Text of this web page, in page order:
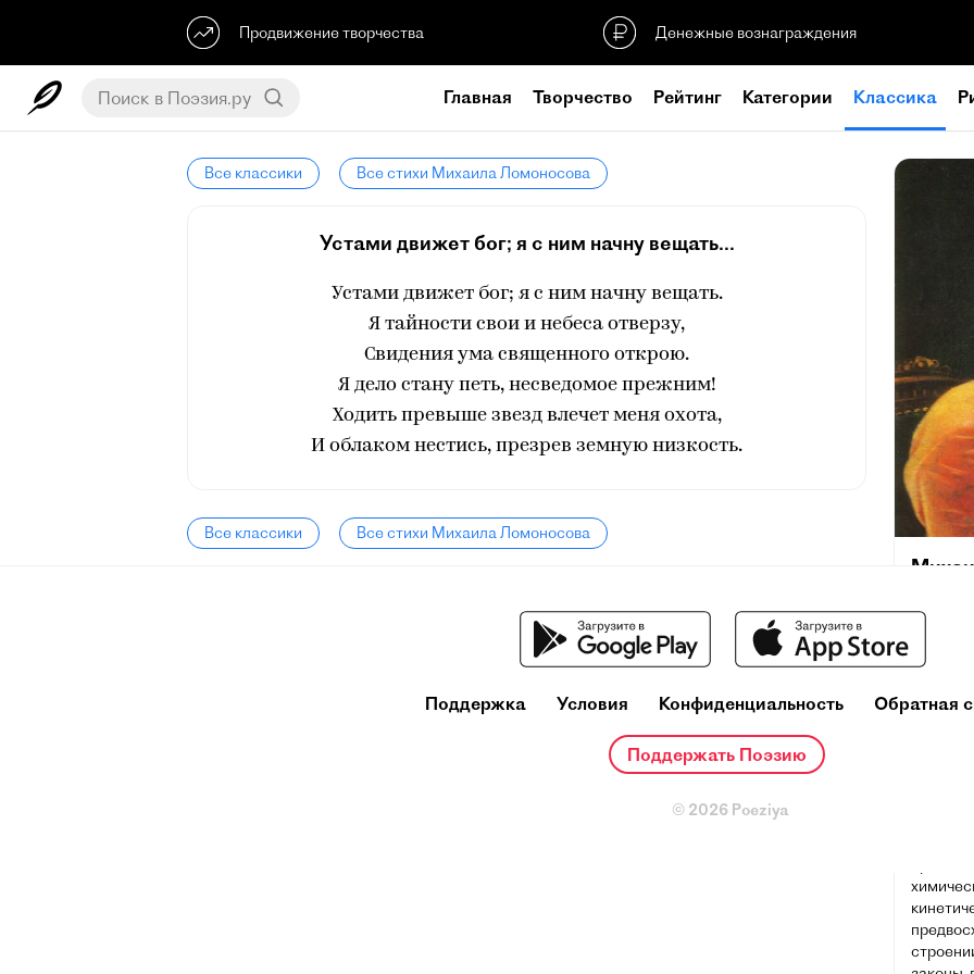
Продвижение творчества Денежные вознаграждения
Главная Творчество Рейтинг Категории Классика
Все классики Все стихи Михаила Ломоносова
Устами движет бог; я с ним начну вещать...
Устами движет бог; я с ним начну вещать.
Я тайности свои и небеса отверзу,
Свидения ума священного открою.
Я дело стану петь, несведомое прежним!
Ходить превыше звезд влечет меня охота,
И облаком нестись, презрев земную низкость.
Все классики Все стихи Михаила Ломоносова
Санкт-
Поддержка Условия Конфиденциальность Обратная
Поддержать Поэзию
© 2026 Poeziya